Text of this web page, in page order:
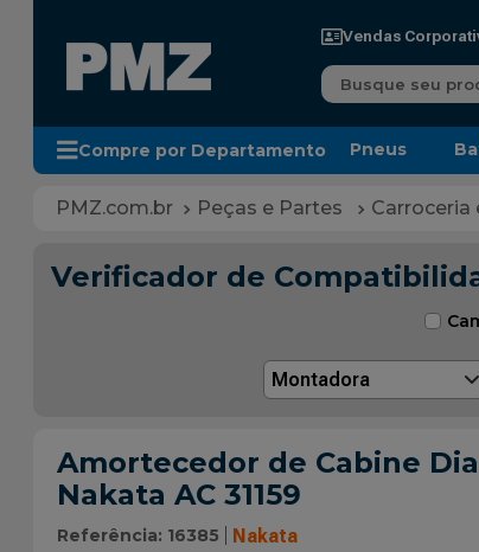
Vendas
Busque seu
Compre por Departamento Pneus
Peças e Partes Carroceria
Verificador de
Montadora
Amortecedor de Cabine
Nakata AC 31159
Referência: 16385 Nakata